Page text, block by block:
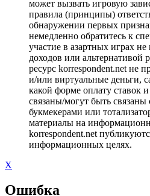
может вызвать игровую
правила (принципы)
обнаружении первых
немедленно обратитесь к
участие в азартных играх
доходов или
ресурс korrespondent.net не
и/или виртуальные деньги,
какой форме оплату ставок
связаны/могут быть
букмекерами или
материалы на
korrespondent.net
информационных целях.
X
Ошибка